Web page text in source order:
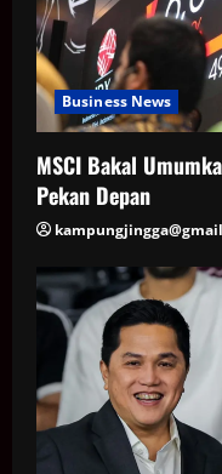
Business News
MSCI Bakal
Pekan Depan